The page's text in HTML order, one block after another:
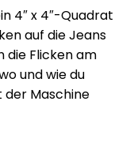
4″ x 4″-Quadrat
auf die Jeans
die Flicken am
und wie du
der Maschine